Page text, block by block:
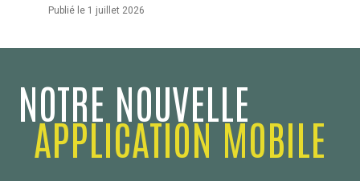
Publié le 1 juillet 2026
NOTRE NOUVELLE
APPLICATION MOBILE